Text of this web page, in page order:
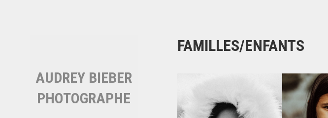
AUDREY BIEBER
PHOTOGRAPHE
FAMILLES/ENFANTS